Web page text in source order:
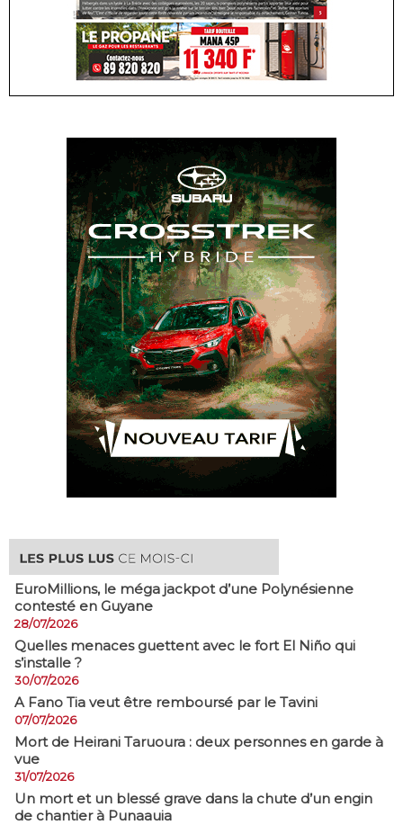
EuroMillions, ​le méga jackpot d’une Polynésienne
contesté en Guyane
28/07/2026
Quelles menaces guettent avec le fort El Niño qui
s’installe ?
30/07/2026
A Fano Tia veut être remboursé par le Tavini
07/07/2026
Mort de Heirani Taruoura : deux personnes en garde à
vue
31/07/2026
​Un mort et un blessé grave dans la chute d’un engin
de chantier à Punaauia